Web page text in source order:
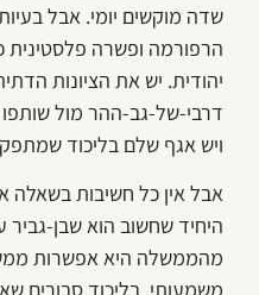
שדה מוקשים יומי. אבל
הרפורמה ופשרה פלסטינית
יהודית. יש את הציונות
דרבי-של-גב-ההר מול שותפו
ויש אגף שלם בליכוד
אבל אין כל חשיבות בשאלה
היחיד שחשוב הוא שבן-
מהממשלה היא אפשרות